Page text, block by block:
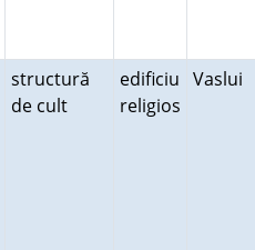
structură
de cult
edificiu
religios
Vaslui